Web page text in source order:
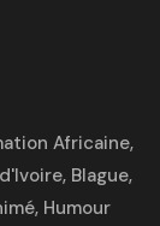
Africaine,
, Blague,
, Humour